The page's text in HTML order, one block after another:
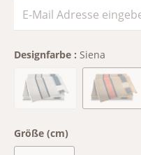
Designfarbe : Siena
Ozean
(Diese Option ist zurzeit
Siena
(Diese
Größe (cm)